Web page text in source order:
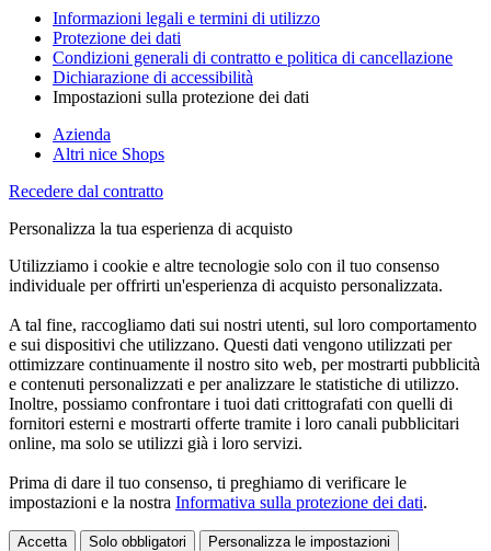
Informazioni legali e termini di utilizzo
Protezione dei dati
Condizioni generali di contratto e politica di cancellazione
Dichiarazione di accessibilità
Impostazioni sulla protezione dei dati
Azienda
Altri nice Shops
Recedere dal contratto
Personalizza la tua esperienza di acquisto
Utilizziamo i cookie e altre tecnologie solo con il tuo consenso
individuale per offrirti un'esperienza di acquisto personalizzata.
A tal fine, raccogliamo dati sui nostri utenti, sul loro comportamento
e sui dispositivi che utilizzano. Questi dati vengono utilizzati per
ottimizzare continuamente il nostro sito web, per mostrarti pubblicità
e contenuti personalizzati e per analizzare le statistiche di utilizzo.
Inoltre, possiamo confrontare i tuoi dati crittografati con quelli di
fornitori esterni e mostrarti offerte tramite i loro canali pubblicitari
online, ma solo se utilizzi già i loro servizi.
Prima di dare il tuo consenso, ti preghiamo di verificare le
impostazioni e la nostra Informativa sulla protezione dei dati.
Accetta Solo obbligatori Personalizza le impostazioni